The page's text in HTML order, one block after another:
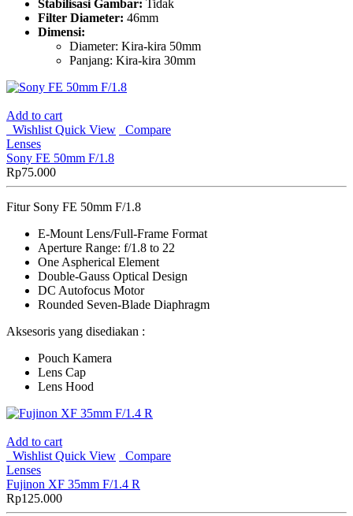
Stabilisasi Gambar: Tidak
Filter Diameter: 46mm
Dimensi:
Diameter: Kira-kira 50mm
Panjang: Kira-kira 30mm
Add to cart
Wishlist Quick View
Compare
Lenses
Sony FE 50mm F/1.8
Rp75.000
Fitur Sony FE 50mm F/1.8
E-Mount Lens/Full-Frame Format
Aperture Range: f/1.8 to 22
One Aspherical Element
Double-Gauss Optical Design
DC Autofocus Motor
Rounded Seven-Blade Diaphragm
Aksesoris yang disediakan :
Pouch Kamera
Lens Cap
Lens Hood
Add to cart
Wishlist Quick View
Compare
Lenses
Fujinon XF 35mm F/1.4 R
Rp125.000